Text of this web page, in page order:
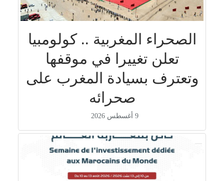
الصحراء المغربية .. كولومبيا
تعلن تغييرا في موقفها
وتعترف بسيادة المغرب على
صحرائه
9 أغسطس 2026